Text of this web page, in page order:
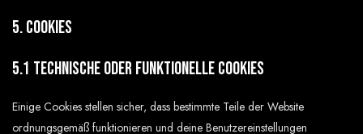
5. Cookies
5.1 Technische oder funktionelle Cookies
Einige Cookies stellen sicher, dass bestimmte Teile der Website
ordnungsgemäß funktionieren und deine Benutzereinstellungen